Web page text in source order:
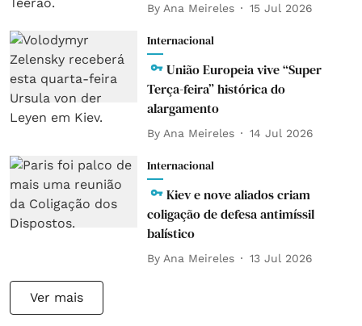
By Ana Meireles 15 Jul 2026
Internacional
União Europeia vive “Super
Terça-feira” histórica do
alargamento
By Ana Meireles 14 Jul 2026
Internacional
Kiev e nove aliados criam
coligação de defesa antimíssil
balístico
By Ana Meireles 13 Jul 2026
Ver mais